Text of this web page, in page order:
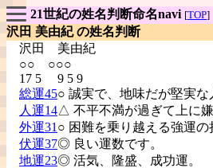
21世紀の姓名判断命名navi [TOP]
沢田 美由紀 の姓名判断
沢田 美由紀
○○ ○○○
17 5 9 5 9
総運45○ 誠実で、地味だが堅実な
人運14△ 不平不満が過ぎて上に
外運31 ○ 困難を乗り越える強運の
伏運37◎ 良い運数です。
地運23◎ 活気、隆盛、成功運。